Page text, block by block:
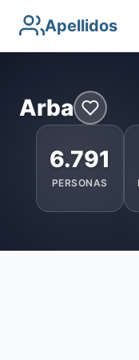
Apellidos
Arba
6.791
PERSONAS